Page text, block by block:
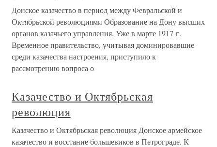
Донское казачество в период между Февральской и
Октябрьской революциями Образование на Дону высших
органов казачьего управления. Уже в марте 1917 г.
Временное правительство, учитывая доминировавшие
среди казачества настроения, приступило к
рассмотрению вопроса о
Казачество и Октябрьская
революция
Казачество и Октябрьская революция Донское армейское
казачество и восстание большевиков в Петрограде. К